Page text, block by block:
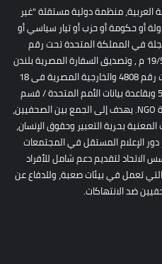
العربية، منظمة دولية مستقلة "غير
أو حكومة أو حزب أو تيار سياسي أو
في المملكة المتحدة تحت رقم
9599569 بتاريخ 19/5/2015 م , وتصديق السفارة المصرية بلندن
فى 28 مايو 2015 تحت رقم 4808 والخارجية المصرية فى 18
يونيو 2015 برقم 5657 وبقاعدة بيانات الأمم المتحدة / قسم
المنظمات غير الحكومية NGO. يهدف إلى الجمع بين الصحفيين،
بحرية التعبير وحقوق الإنسان،
دور الإعلام المستقل في المجتمعات
الاتحاد لتقديم دعم شامل للأفراد
تعمل في بيئات صعبة، وللدفاع عن
ضد الانتهاكات.